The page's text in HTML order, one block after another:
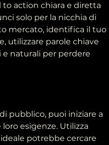
to action chiara e diretta
solo per la nicchia di
mercato, identifica il tuo
utilizzare parole chiave
e naturali per perdere
pubblico, puoi iniziare a
esigenze. Utilizza
potrebbe cercare